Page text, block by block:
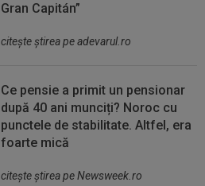
Gran Capitán”
citeşte ştirea pe adevarul.ro
Ce pensie a primit un pensionar
după 40 ani munciți? Noroc cu
punctele de stabilitate. Altfel, era
foarte mică
citeşte ştirea pe Newsweek.ro